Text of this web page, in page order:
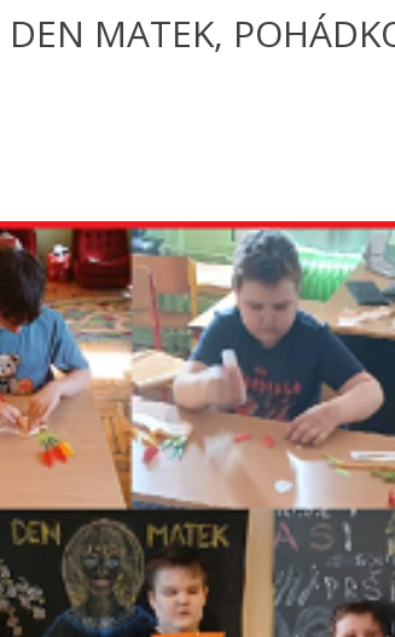
DEN MATEK,